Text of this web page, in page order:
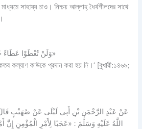
সাহায্য চাও। নিশ্চয় আল্লাহ্‌ ধৈর্যশীলদের সাথে
«وَلَنْ تُعْطَوْا عَطَاءً خَيْرًا وَأَوْسَعَ مِنَ الصَّبْر»
কল্যাণ কাউকে প্রদান করা হয় নি।’ [বুখারী:১৪৬৯;
عَنْ عَبْدِ الرَّحْمَنِ بْنِ أَبِي لَيْلَى عَنْ صُهَيْبٍ
اللَّهُ عَلَيْهِ وَسَلَّمَ : «عَجَبًا لِأَمْرِ الْمُؤْمِنِ إِنَّ